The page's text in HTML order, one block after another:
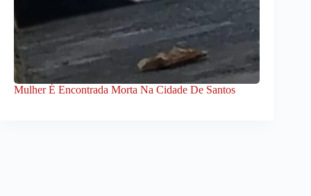
Mulher É Encontrada Morta Na Cidade De Santos